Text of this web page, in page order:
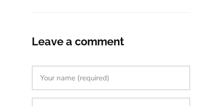
Leave a comment